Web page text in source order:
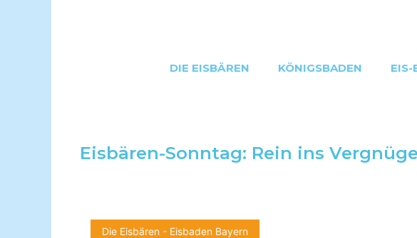
DIE EISBÄREN KÖNIGSBADEN EIS-
Eisbären-Sonntag: Rein ins
Die Eisbären - Eisbaden Bayern